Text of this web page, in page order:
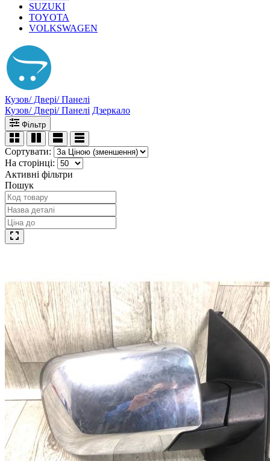
SUZUKI
TOYOTA
VOLKSWAGEN
Кузов/ Двері/ Панелі
Кузов/ Двері/ Панелі Дзеркало
Фільтр
Сортувати:
На сторінці:
Активні фільтри
Пошук